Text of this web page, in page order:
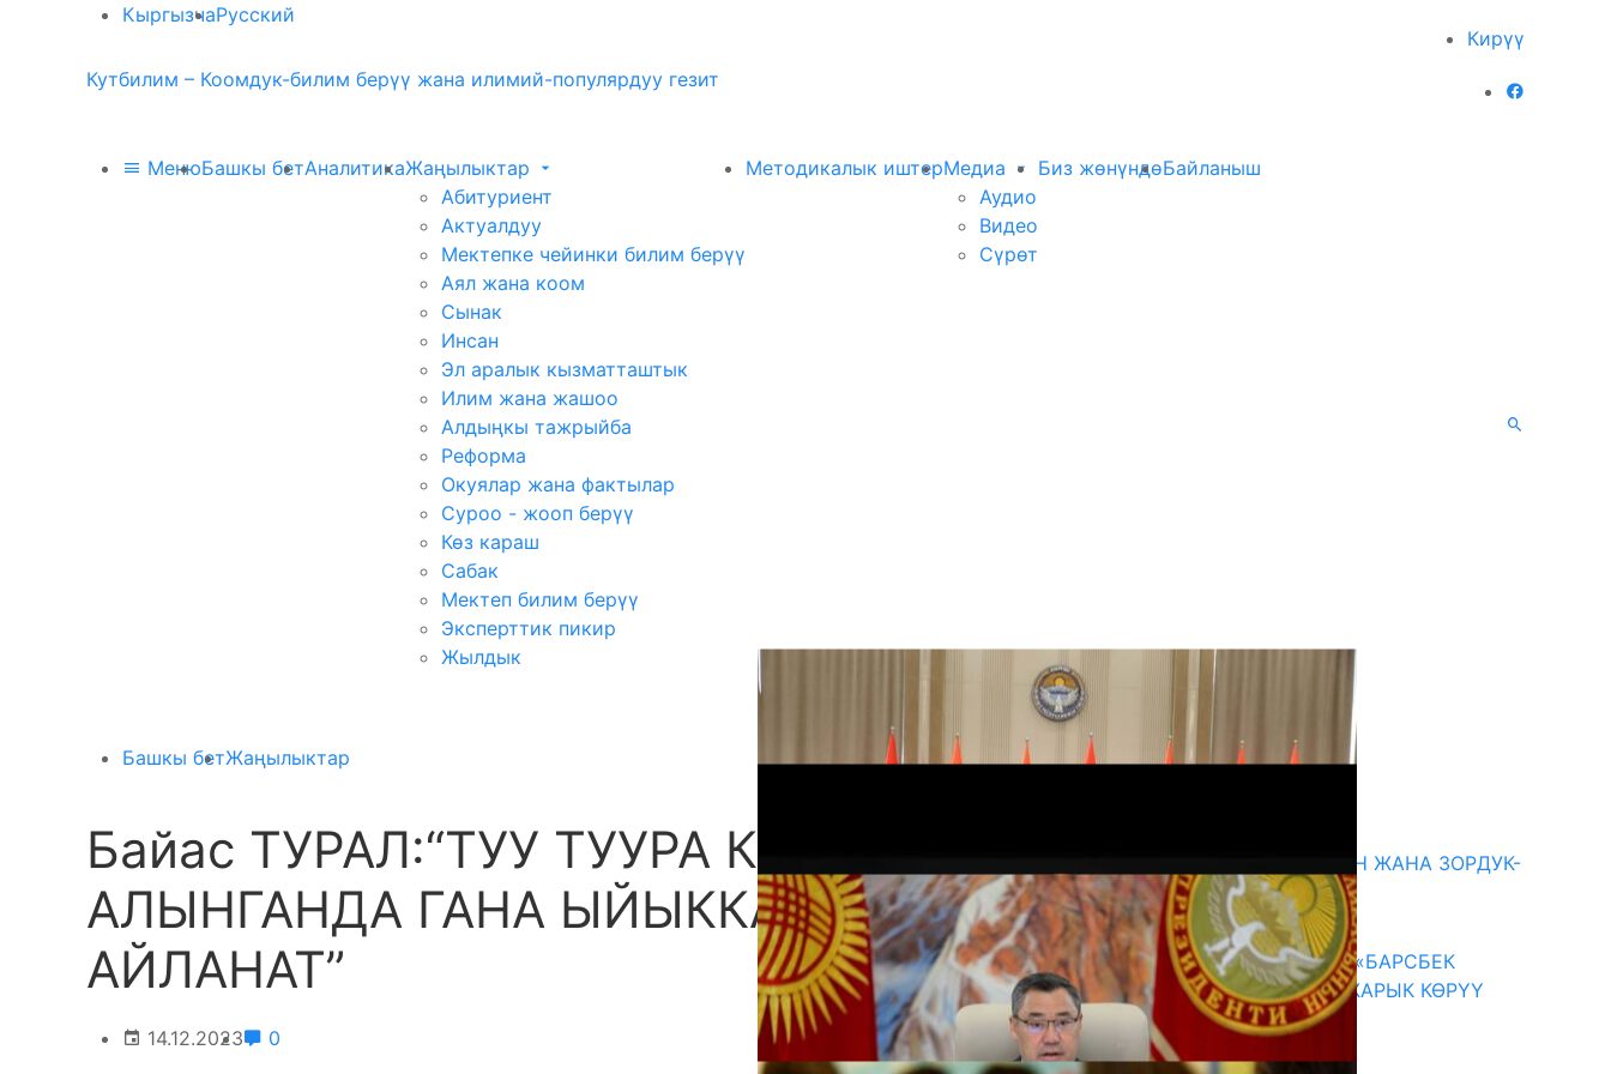
КыргызчаРусский
Кирүү
Кутбилим – Коомдук-билим берүү жана илимий-популярдуу гезит
МенюБашкы бетАналитикаЖаңылыктар
Абитуриент
Актуалдуу
Мектепке чейинки билим берүү
Аял жана коом
Сынак
Инсан
Эл аралык кызматташтык
Илим жана жашоо
Алдыңкы тажрыйба
Реформа
Окуялар жана фактылар
Суроо - жооп берүү
Көз караш
Сабак
Мектеп билим берүү
Эксперттик пикир
Жылдык
Методикалык иштерМедиа
Аудио
Видео
Сүрөт
Биз жөнүндөБайланыш
Башкы бетЖаңылыктар
Байас ТУРАЛ:“ТУУ ТУУРА КАБЫЛ
АЛЫНГАНДА ГАНА ЫЙЫККА
АЙЛАНАТ”
14.12.2023 0
ГЕНДЕРДИК БАСМЫРЛООДОН ЖАНА ЗОРДУК-
ЗОМБУЛУКТАН КОРГОО
07.08.2026
КЫРГЫЗ ТАРЫХЫ ТАСМАДА: «БАРСБЕК
КАГАН» КӨРКӨМ ТАСМАСЫ ЖАРЫК КӨРҮҮ
АЛДЫНДА
07.08.2026